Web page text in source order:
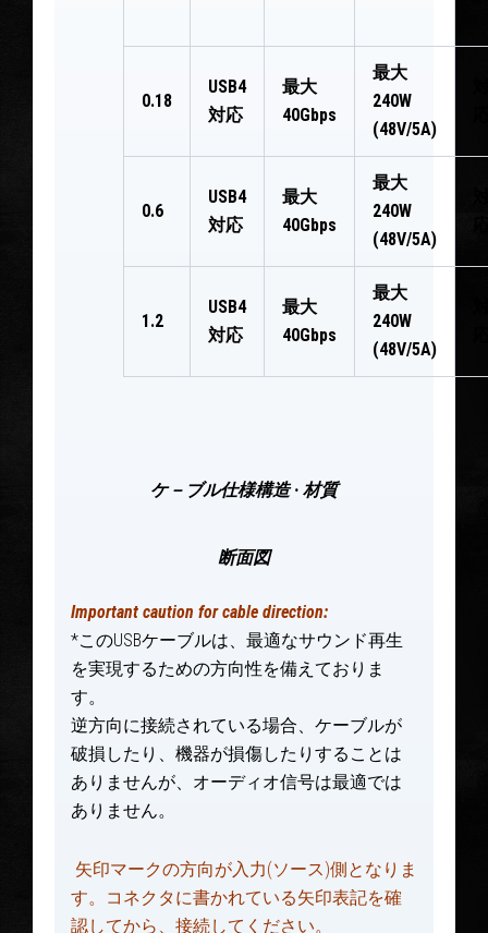
0.18
USB4
対応
最大
40Gbps
最大
240W
(48V/5A)
0.6
USB4
対応
最大
40Gbps
最大
240W
(48V/5A)
1.2
USB4
対応
最大
40Gbps
最大
240W
(48V/5A)
ケ－ブル仕様構造· 材質
断面図
Important caution for cable direction:
*このUSBケーブルは、最適なサウンド再生
を実現するための方向性を備えておりま
す。
逆方向に接続されている場合、ケーブルが
破損したり、機器が損傷したりすることは
ありませんが、オーディオ信号は最適では
ありません。
矢印マークの方向が入力(ソース)側となりま
す。コネクタに書かれている矢印表記を確
認してから、接続してください。